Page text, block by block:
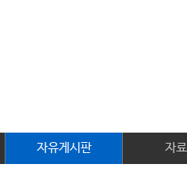
자유게시판 자